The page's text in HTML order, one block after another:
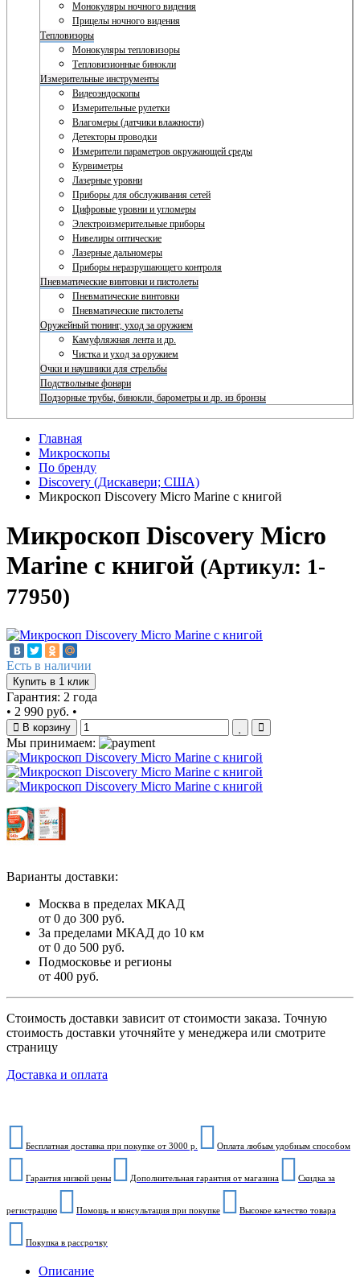
Монокуляры ночного видения
Прицелы ночного видения
Тепловизоры
Монокуляры тепловизоры
Тепловизионные бинокли
Измерительные инструменты
Видеоэндоскопы
Измерительные рулетки
Влагомеры (датчики влажности)
Детекторы проводки
Измерители параметров окружающей среды
Курвиметры
Лазерные уровни
Приборы для обслуживания сетей
Цифровые уровни и угломеры
Электроизмерительные приборы
Нивелиры оптические
Лазерные дальномеры
Приборы неразрушающего контроля
Пневматические винтовки и пистолеты
Пневматические винтовки
Пневматические пистолеты
Оружейный тюнинг, уход за оружием
Камуфляжная лента и др.
Чистка и уход за оружием
Очки и наушники для стрельбы
Подствольные фонари
Подзорные трубы, бинокли, барометры и др. из бронзы
Главная
Микроскопы
По бренду
Discovery (Дискавери; США)
Микроскоп Discovery Micro Marine с книгой
Микроскоп Discovery Micro
Marine с книгой (Артикул: 1-
77950)
Есть в наличии
Купить в 1 клик
Гарантия: 2 года
• 2 990 руб. •
В корзину
Мы принимаем:
Варианты доставки:
Москва в пределах МКАД
от 0 до 300 руб.
За пределами МКАД до 10 км
от 0 до 500 руб.
Подмосковье и регионы
от 400 руб.
Стоимость доставки зависит от стоимости заказа. Точную
стоимость доставки уточняйте у менеджера или смотрите
страницу
Доставка и оплата
Бесплатная доставка при покупке от 3000 р. Оплата любым удобным способом
Гарантия низкой цены Дополнительная гарантия от магазина Скидка за
регистрацию Помощь и консультация при покупке Высокое качество товара
Покупка в рассрочку
Описание